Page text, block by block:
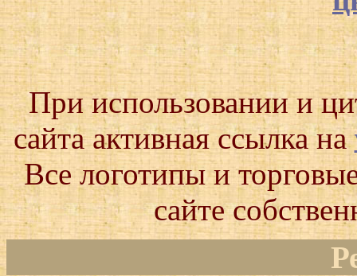
При использовании и
сайта активная ссылка на
Все логотипы и
сайте